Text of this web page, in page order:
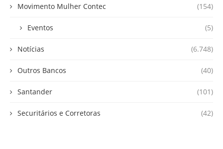
Movimento Mulher Contec (154)
Eventos (5)
Notícias (6.748)
Outros Bancos (40)
Santander (101)
Securitários e Corretoras (42)